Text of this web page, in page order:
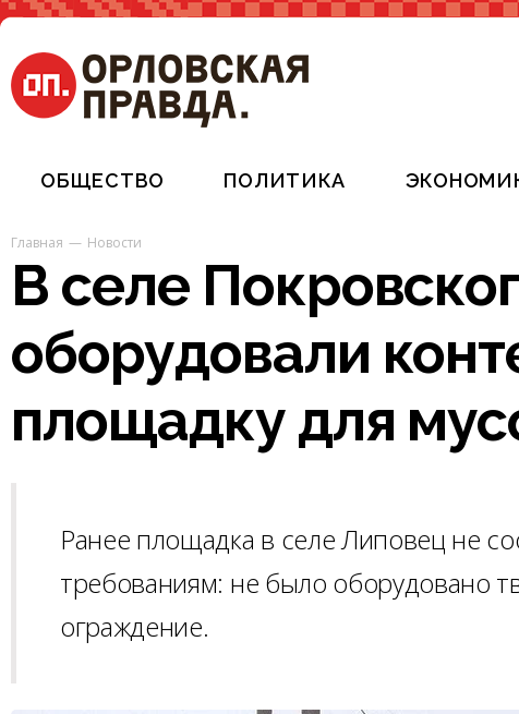
ОБЩЕСТВО ПОЛИТИКА
Главная Новости
В селе
оборудовали
площадку для
Ранее площадка в селе Липовец не
требованиям: не было оборудовано
ограждение.